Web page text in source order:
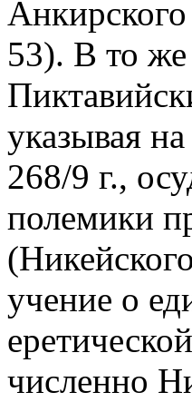
53). В то
указывая
268/9 г.,
полемики
учение о
численно